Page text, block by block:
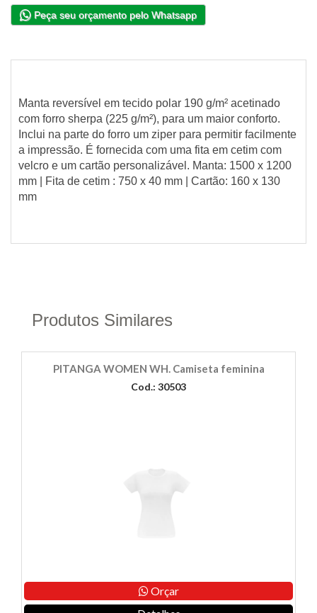
Peça seu orçamento pelo Whatsapp
Manta reversível em tecido polar 190 g/m² acetinado
com forro sherpa (225 g/m²), para um maior conforto.
Inclui na parte do forro um ziper para permitir facilmente
a impressão. É fornecida com uma fita em cetim com
velcro e um cartão personalizável. Manta: 1500 x 1200
mm | Fita de cetim : 750 x 40 mm | Cartão: 160 x 130
mm
Produtos Similares
PITANGA WOMEN WH. Camiseta feminina
Cod.: 30503
Orçar